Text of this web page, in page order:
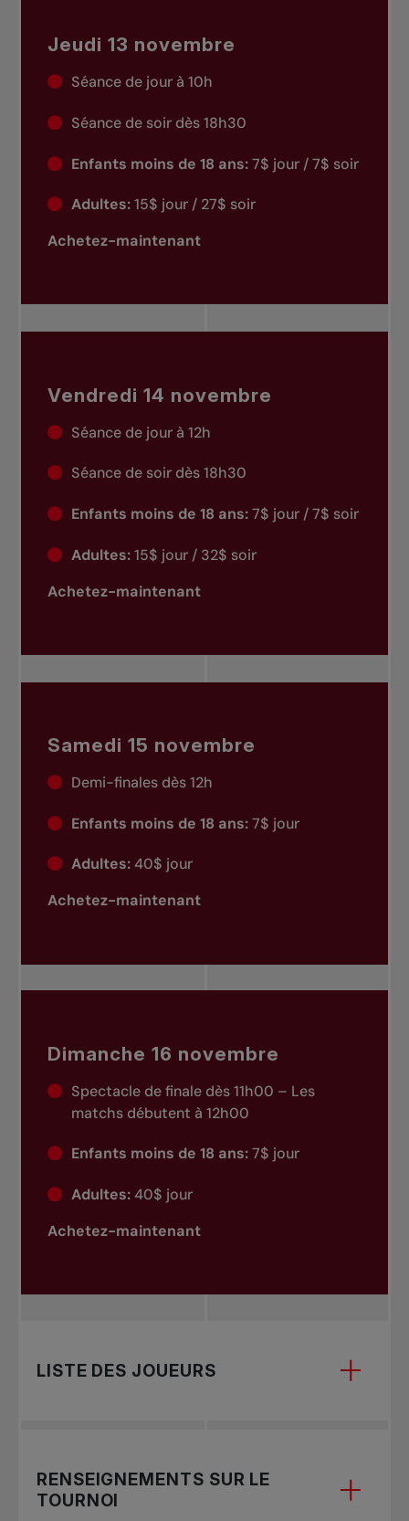
Jeudi 13 novembre
Séance de jour à 10h
Séance de soir dès 18h30
Enfants moins de 18 ans:7$ jour / 7$ soir
Adultes:15$ jour / 27$ soir
Achetez-maintenant
Vendredi 14 novembre
Séance de jour à 12h
Séance de soir dès 18h30
Enfants moins de 18 ans:7$ jour / 7$ soir
Adultes:15$ jour / 32$ soir
Achetez-maintenant
Samedi 15 novembre
Demi-finales dès 12h
Enfants moins de 18 ans:7$ jour
Adultes:40$ jour
Achetez-maintenant
Dimanche 16 novembre
Spectacle de finale dès 11h00 – Les
matchs débutent à 12h00
Enfants moins de 18 ans:7$ jour
Adultes:40$ jour
Achetez-maintenant
LISTE DES JOUEURS
RENSEIGNEMENTS SUR LE
TOURNOI